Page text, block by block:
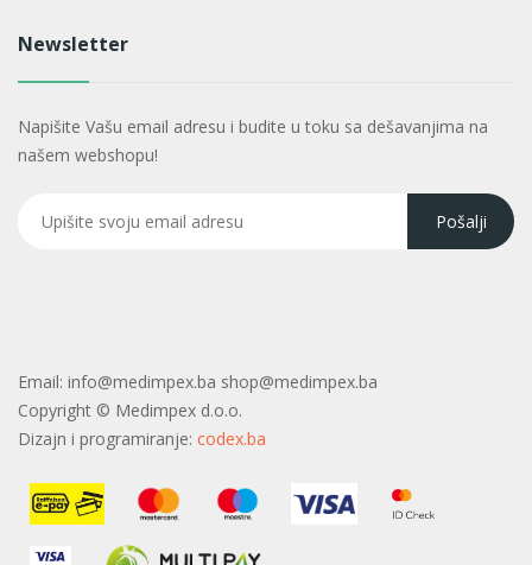
Newsletter
Napišite Vašu email adresu i budite u toku sa dešavanjima na
našem webshopu!
Email: info@medimpex.ba shop@medimpex.ba
Copyright © Medimpex d.o.o.
Dizajn i programiranje: codex.ba